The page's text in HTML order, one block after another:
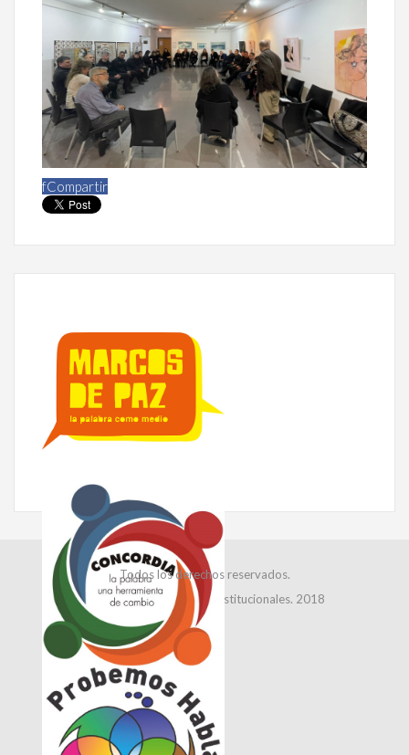
fCompartir
Todos los derechos reservados.
Dirección de Relaciones Institucionales. 2018